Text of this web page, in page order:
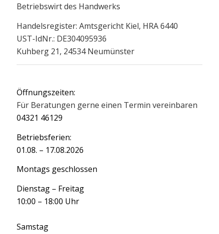
Betriebswirt des Handwerks
Handelsregister: Amtsgericht Kiel, HRA 6440
UST-IdNr.: DE304095936
Kuhberg 21, 24534 Neumünster
Öffnungszeiten:
Für Beratungen gerne einen Termin vereinbaren
04321 46129
Betriebsferien:
01.08. – 17.08.2026
Montags geschlossen
Dienstag – Freitag
10:00 – 18:00 Uhr
Samstag